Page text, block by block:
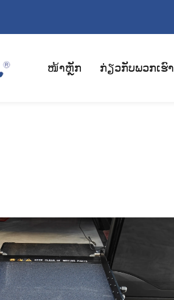
ໜ້າຫຼັກ ກ່ຽວກັບພວກເຮົາ